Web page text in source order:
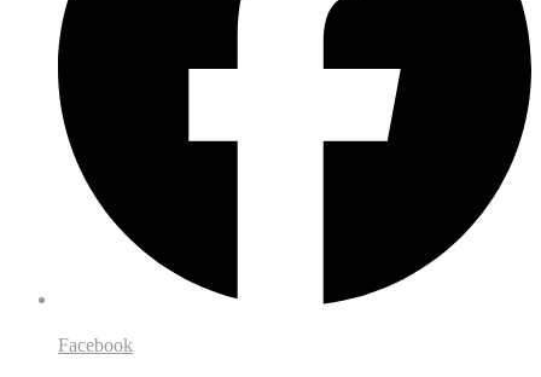
Facebook